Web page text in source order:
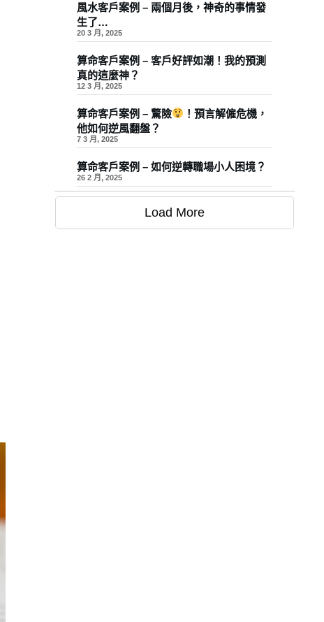
風水客戶案例 – 兩個月後，神奇的事情發
生了…
20 3 月, 2025
算命客戶案例 – 客戶好評如潮！我的預測
真的這麼神？
12 3 月, 2025
算命客戶案例 – 驚險
！預言解僱危機，
他如何逆風翻盤？
7 3 月, 2025
算命客戶案例 – 如何逆轉職場小人困境？
26 2 月, 2025
Load More